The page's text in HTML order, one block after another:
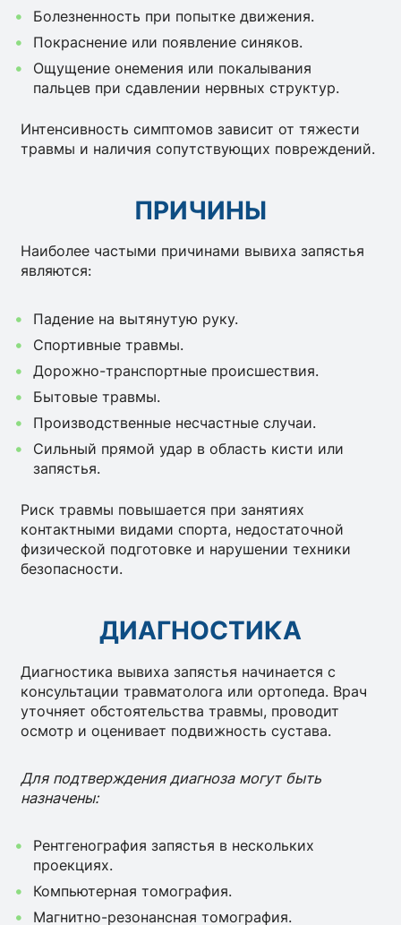
Болезненность при попытке движения.
Покраснение или появление синяков.
Ощущение онемения или покалывания
пальцев при сдавлении нервных структур.
Интенсивность симптомов зависит от тяжести
травмы и наличия сопутствующих повреждений.
ПРИЧИНЫ
Наиболее частыми причинами вывиха запястья
являются:
Падение на вытянутую руку.
Спортивные травмы.
Дорожно-транспортные происшествия.
Бытовые травмы.
Производственные несчастные случаи.
Сильный прямой удар в область кисти или
запястья.
Риск травмы повышается при занятиях
контактными видами спорта, недостаточной
физической подготовке и нарушении техники
безопасности.
ДИАГНОСТИКА
Диагностика вывиха запястья начинается с
консультации травматолога или ортопеда. Врач
уточняет обстоятельства травмы, проводит
осмотр и оценивает подвижность сустава.
Для подтверждения диагноза могут быть
назначены:
Рентгенография запястья в нескольких
проекциях.
Компьютерная томография.
Магнитно-резонансная томография.